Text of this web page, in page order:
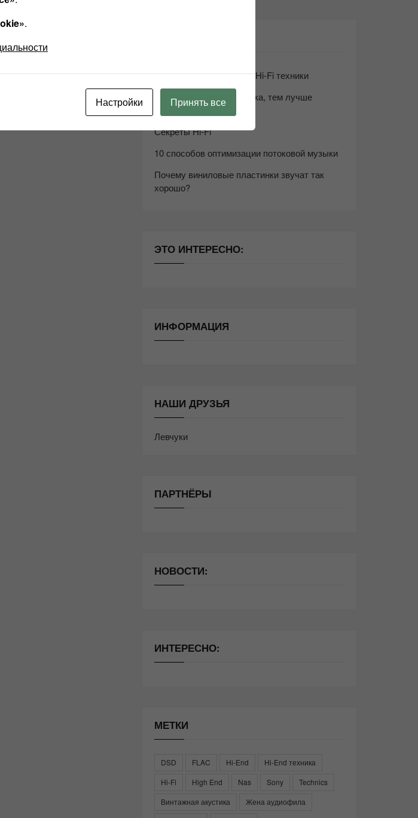
Возьмите друга в салон Hi-Fi техники
Чем дороже аудиотехника, тем лучше
звучит?
Секреты Hi-Fi
10 способов оптимизации потоковой музыки
Почему виниловые пластинки звучат так
хорошо?
ЭТО ИНТЕРЕСНО:
ИНФОРМАЦИЯ
НАШИ ДРУЗЬЯ
Левчуки
ПАРТНЁРЫ
НОВОСТИ:
ИНТЕРЕСНО:
МЕТКИ
DSD FLAC Hi-End
Hi-End техника
Hi-Fi
High End Nas Sony
Technics
Винтажная акустика
Жена аудиофила
.
Настройки Принять все